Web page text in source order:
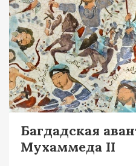
Багдадская
Мухаммеда II